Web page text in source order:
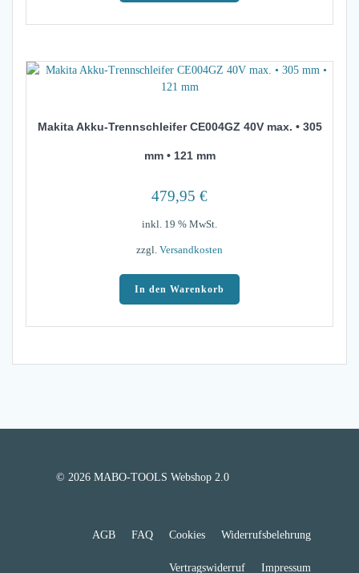
Makita Akku-Trennschleifer CE004GZ 40V max. • 305
mm • 121 mm
479,95 €
inkl. 19 % MwSt.
zzgl. Versandkosten
In den Warenkorb
© 2026 MABO-TOOLS Webshop 2.0
AGB FAQ Cookies Widerrufsbelehrung
Vertragswiderruf Impressum